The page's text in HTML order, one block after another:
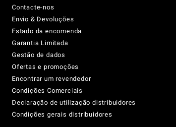
Contacte-nos
Envio & Devoluções
Estado da encomenda
Garantia Limitada
Gestão de dados
Ofertas e promoções
Encontrar um revendedor
Condições Comerciais
Declaração de utilização distribuidores
Condições gerais distribuidores